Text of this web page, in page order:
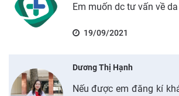
Em muốn dc tư vấn về
19/09/2021
Dương Thị Hạnh
Nếu được em đăng kí